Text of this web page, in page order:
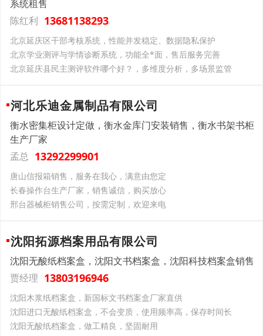
系统租售
陈红利 13681138293
北京延庆区干部考核系统，性能并发稳定、数据隐私保护
北京学业测评与学情诊断系统，功能全*面，售后服务完善
北京延庆县民主测评软件哪个好？，多维度分析，多场景监管
河北乐迪金属制品有限公司
衡水密集柜设计定做，衡水金库门安装销售，衡水书架书柜
生产厂家
孟总 13292299901
唐山信报箱销售，服务在我心，满意由您定
长春操作台生产厂家，销售诚信，购买放心
邢台器械柜销售公司，按需定制，欢迎来电
沈阳拓源档案用品有限公司
沈阳无酸纸档案盒，沈阳文书档案盒，沈阳科技档案盒销售
贾经理 13803196946
沈阳木浆纸档案盒，新国标文书档案盒厂家直供
沈阳进口无酸纸档案盒，不会变质，使用频率高，保存时间长
沈阳无酸纸档案盒，做工精良，坚固耐用